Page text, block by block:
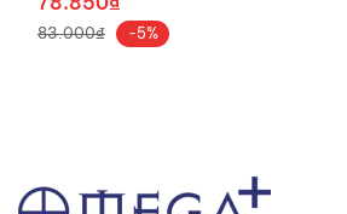
Với những nội dung đó, cuốn
đóng góp rất tốt đối với sự
83.000₫ -5%